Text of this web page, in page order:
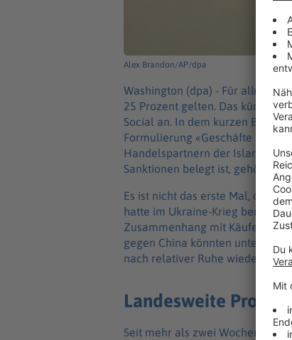
Alex Brandon/AP/dpa
Washington (dpa) - Für alle
25 Prozent gelten. Das kündigte
Social an. In dem kurzen
Formulierung «Geschäfte mit
Handelspartnern der
Sanktionen belegt ist, gehören
Es ist nicht das erste Mal, dass
hatte im Ukraine-Krieg bereits
Zusammenhang mit Käufen
gegen China könnten
nach relativer Ruhe wieder
Landesweite
Seit mehr als zwei Wochen